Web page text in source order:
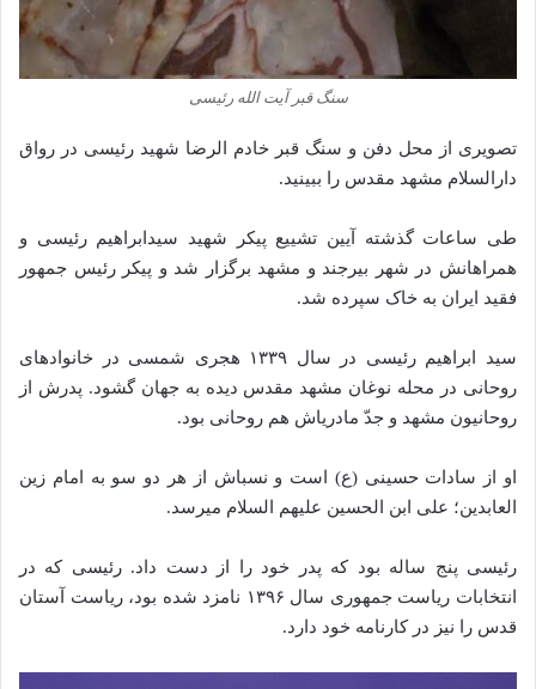
سنگ قبر آیت الله رئیسی
تصویری از محل دفن و سنگ قبر خادم الرضا شهید رئیسی در رواق
دارالسلام مشهد مقدس را ببینید.
طی ساعات گذشته آیین تشییع پیکر شهید سیدابراهیم رئیسی و
همراهانش در شهر بیرجند و مشهد برگزار شد و پیکر رئیس جمهور
فقید ایران به خاک سپرده شد.
سید ابراهیم رئیسی در سال ۱۳۳۹ هجری شمسی در خانواد‌های
روحانی در محله نوغان مشهد مقدس دیده به جهان گشود. پدرش از
روحانیون مشهد و جدّ مادریاش هم روحانی بود.
او از سادات حسینی (ع) است و نسباش از هر دو سو به امام زین
العابدین؛ علی ابن الحسین علیهم السلام میرسد.
رئیسی پنج ساله بود که پدر خود را از دست داد. رئیسی که در
انتخابات ریاست جمهوری سال ۱۳۹۶ نامزد شده‌ بود، ریاست آستان
قدس را نیز در کارنامه خود دارد.